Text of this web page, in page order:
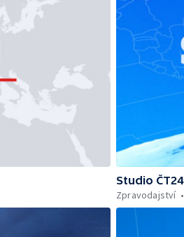
Studio ČT24
Zpravodajství